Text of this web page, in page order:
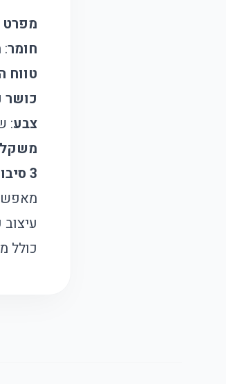
מפרט
חומר
טווח
כושר
צבע:
משקל
3 סיבות לרכוש את המוצר הזה
כולל